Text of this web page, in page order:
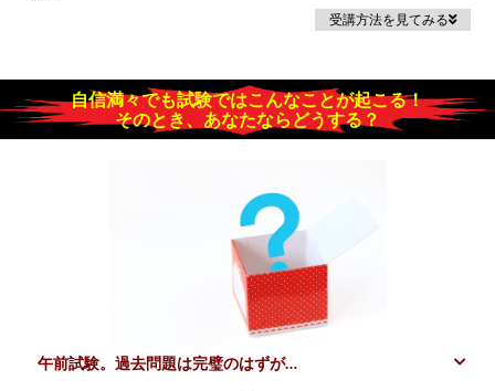
受講方法を見てみる
自信満々でも試験ではこんなことが起こる！
そのとき、あなたならどうする？
午前試験。過去問題は完璧のはずが…